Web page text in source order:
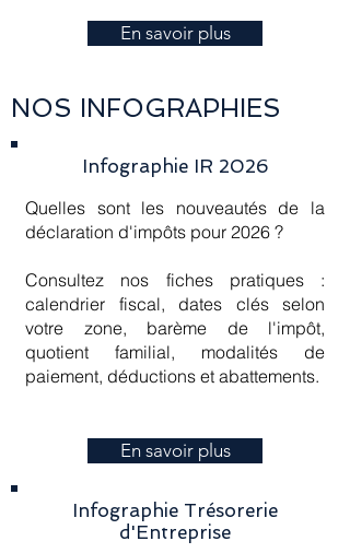
En savoir plus
NOS INFOGRAPHIES
Infographie IR 2026
Quelles sont les nouveautés de la
déclaration d'impôts pour 2026 ?
Consultez nos fiches pratiques :
calendrier fiscal, dates clés selon
votre zone, barème de l'impôt,
quotient familial, modalités de
paiement, déductions et abattements.
En savoir plus
Infographie Trésorerie
d'Entreprise